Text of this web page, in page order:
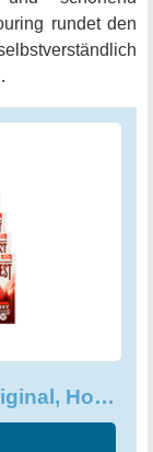
rundet den
Beef Jerky - Mix, Wild West Original, Honey BBQ